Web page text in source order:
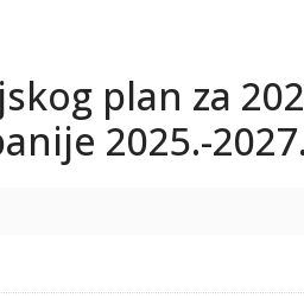
plan za
2025.-2027.